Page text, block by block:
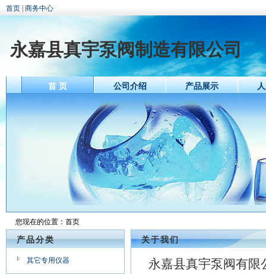
首页 商务中心
永嘉县真宇泵阀制造有限公司
首 页 公司介绍 产品展示
您现在的位置： 首页
产品分类
其它专用仪器
关于我们
永嘉县真宇泵阀有限